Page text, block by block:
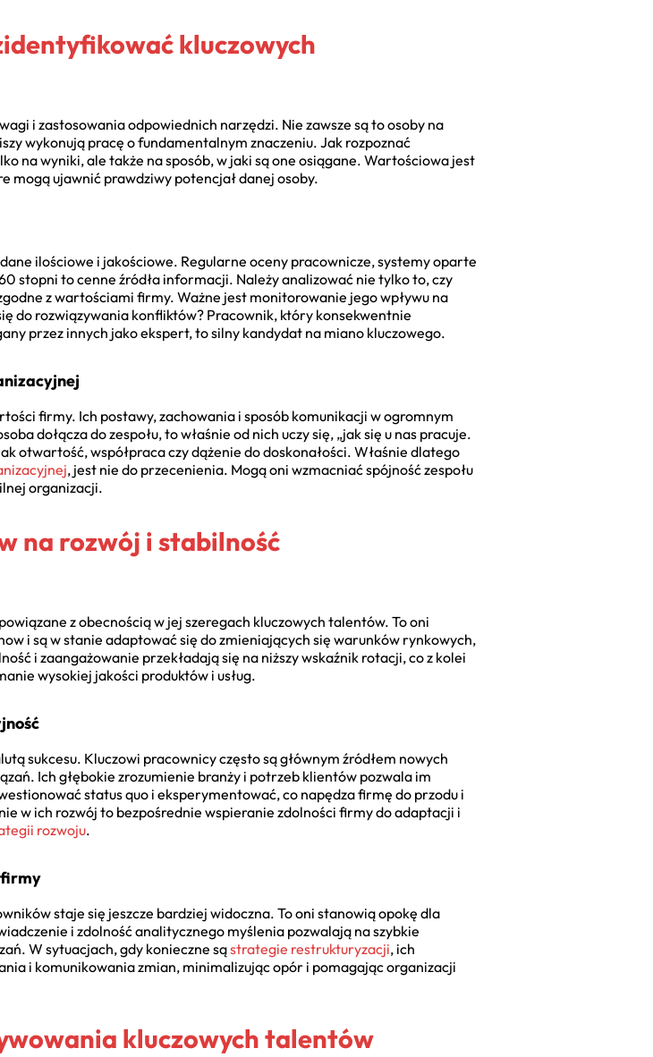
kluczowych
i zastosowania odpowiednich narzędzi. Nie zawsze są to osoby na
wykonują pracę o fundamentalnym znaczeniu. Jak rozpoznać
na wyniki, ale także na sposób, w jaki są one osiągane. Wartościowa jest
mogą ujawnić prawdziwy potencjał danej osoby.
ilościowe i jakościowe. Regularne oceny pracownicze, systemy oparte
stopni to cenne źródła informacji. Należy analizować nie tylko to, czy
z wartościami firmy. Ważne jest monitorowanie jego wpływu na
do rozwiązywania konfliktów? Pracownik, który konsekwentnie
przez innych jako ekspert, to silny kandydat na miano kluczowego.
firmy. Ich postawy, zachowania i sposób komunikacji w ogromnym
dołącza do zespołu, to właśnie od nich uczy się, „jak się u nas pracuje.
otwartość, współpraca czy dążenie do doskonałości. Właśnie dlatego
, jest nie do przecenienia. Mogą oni wzmacniać spójność zespołu
organizacji.
na rozwój i stabilność
z obecnością w jej szeregach kluczowych talentów. To oni
i są w stanie adaptować się do zmieniających się warunków rynkowych,
i zaangażowanie przekładają się na niższy wskaźnik rotacji, co z kolei
wysokiej jakości produktów i usług.
sukcesu. Kluczowi pracownicy często są głównym źródłem nowych
Ich głębokie zrozumienie branży i potrzeb klientów pozwala im
status quo i eksperymentować, co napędza firmę do przodu i
w ich rozwój to bezpośrednie wspieranie zdolności firmy do adaptacji i
rozwoju.
firmy
staje się jeszcze bardziej widoczna. To oni stanowią opokę dla
i zdolność analitycznego myślenia pozwalają na szybkie
W sytuacjach, gdy konieczne sąstrategie restrukturyzacji, ich
i komunikowania zmian, minimalizując opór i pomagając organizacji
kluczowych talentów